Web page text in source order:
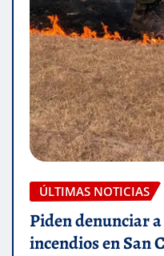
ÚLTIMAS NOTICIAS
Piden denunciar
incendios en San